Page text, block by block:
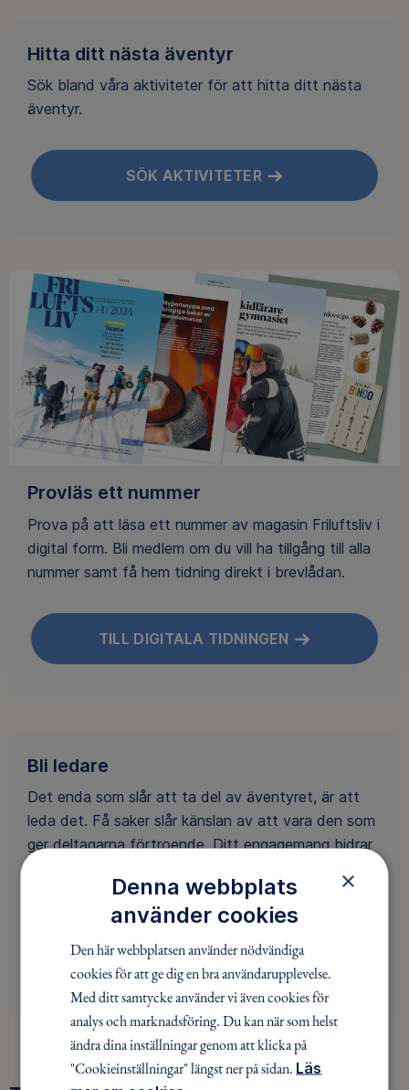
Hitta ditt nästa äventyr
Sök bland våra aktiviteter för att hitta ditt nästa
äventyr.
SÖK AKTIVITETER
Provläs ett nummer
Prova på att läsa ett nummer av magasin Friluftsliv i
digital form. Bli medlem om du vill ha tillgång till alla
nummer samt få hem tidning direkt i brevlådan.
TILL DIGITALA TIDNINGEN
Bli ledare
Det enda som slår att ta del av äventyret, är att
leda det. Få saker slår känslan av att vara den som
ger deltagarna förtroende. Ditt engagemang bidrar
att bli en av oss?
BLI LEDARE
×
Denna webbplats
använder cookies
Den här webbplatsen använder nödvändiga
cookies för att ge dig en bra användarupplevelse.
Med ditt samtycke använder vi även cookies för
analys och marknadsföring. Du kan när som helst
ändra dina inställningar genom att klicka på
"Cookieinställningar" längst ner på sidan. Läs